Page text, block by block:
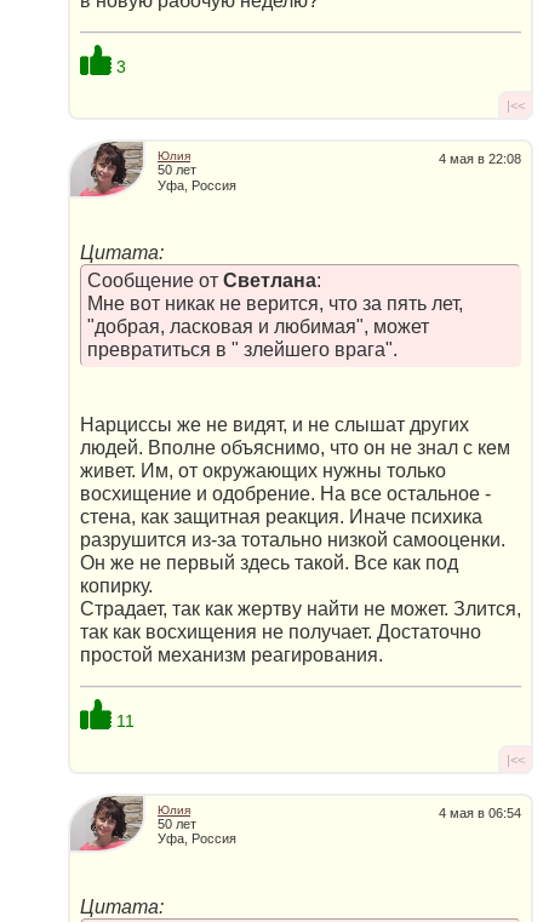
3
|<<
4 мая в 22:08
Юлия
50 лет
Уфа, Россия
Цитата:
Сообщение от Светлана:
Мне вот никак не верится, что за пять лет,
"добрая, ласковая и любимая", может
превратиться в " злейшего врага".
Нарциссы же не видят, и не слышат других
людей. Вполне объяснимо, что он не знал с кем
живет. Им, от окружающих нужны только
восхищение и одобрение. На все остальное -
стена, как защитная реакция. Иначе психика
разрушится из-за тотально низкой самооценки.
Он же не первый здесь такой. Все как под
копирку.
Страдает, так как жертву найти не может. Злится,
так как восхищения не получает. Достаточно
простой механизм реагирования.
11
|<<
4 мая в 06:54
Юлия
50 лет
Уфа, Россия
Цитата: